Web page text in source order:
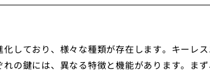
しており、様々な種類が存在します。キーレ
れの鍵には、異なる特徴と機能があります。ま